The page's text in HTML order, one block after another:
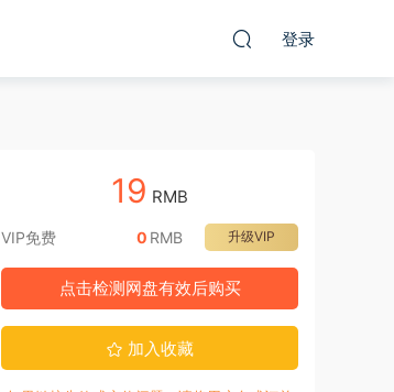
登录
19 RMB
VIP免费 升级VIP
0 RMB
点击检测网盘有效后购买
加入收藏